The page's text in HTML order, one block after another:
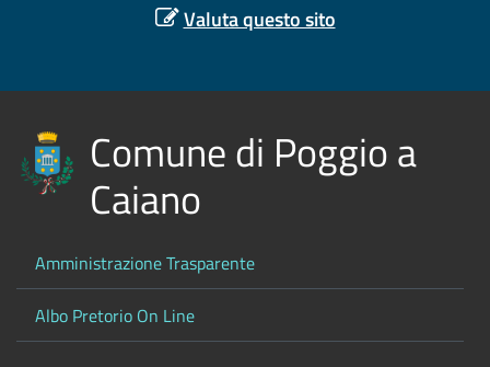
Valuta questo sito
Comune di Poggio a
Caiano
Amministrazione Trasparente
Albo Pretorio On Line